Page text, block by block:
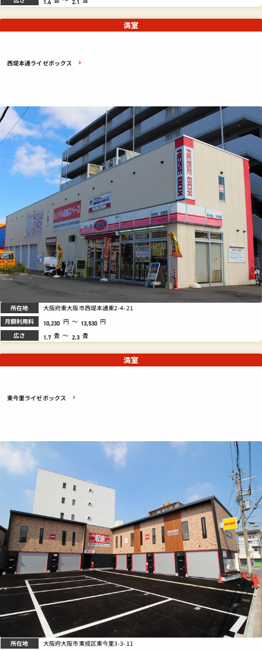
1.6 2.1
西堤本通ライゼボックス
満室
所在地 大阪府東大阪市西堤本通東2-4-21
月額利用料 10,230 円 ～ 13,530 円
広さ 1.7 畳 ～ 2.3 畳
東今里ライゼボックス
満室
所在地 大阪府大阪市東成区東今里3-3-11